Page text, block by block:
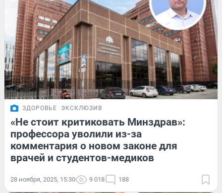
ЗДОРОВЬЕ ЭКСКЛЮЗИВ
«Не стоит критиковать Минздрав»:
профессора уволили из-за
комментария о новом законе для
врачей и студентов-медиков
28 ноября, 2025, 15:30 9 018 188